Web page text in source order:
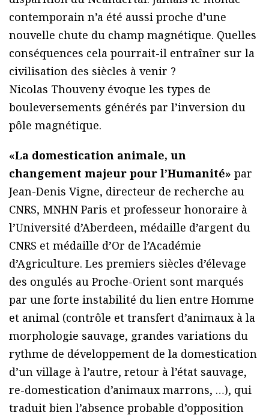
contemporain n’a été aussi proche d’une
nouvelle chute du champ magnétique. Quelles
conséquences cela pourrait-il entraîner sur la
civilisation des siècles à venir ?
Nicolas Thouveny évoque les types de
bouleversements générés par l’inversion du
pôle magnétique.
«La domestication animale, un
changement majeur pour l’Humanité» par
Jean-Denis Vigne, directeur de recherche au
CNRS, MNHN Paris et professeur honoraire à
l’Université d’Aberdeen, médaille d’argent du
CNRS et médaille d’Or de l’Académie
d’Agriculture. Les premiers siècles d’élevage
des ongulés au Proche-Orient sont marqués
par une forte instabilité du lien entre Homme
et animal (contrôle et transfert d’animaux à la
morphologie sauvage, grandes variations du
rythme de développement de la domestication
d’un village à l’autre, retour à l’état sauvage,
re-domestication d’animaux marrons, …), qui
traduit bien l’absence probable d’opposition